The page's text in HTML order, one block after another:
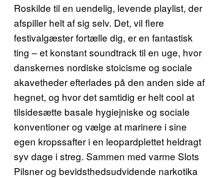
Roskilde til en uendelig, levende playlist, der
afspiller helt af sig selv. Det, vil flere
festivalgæster fortælle dig, er en fantastisk
ting – et konstant soundtrack til en uge, hvor
danskernes nordiske stoicisme og sociale
akavetheder efterlades på den anden side af
hegnet, og hvor det samtidig er helt cool at
tilsidesætte basale hygiejniske og sociale
konventioner og vælge at marinere i sine
egen kropssafter i en leopardplettet heldragt
syv dage i streg. Sammen med varme Slots
Pilsner og bevidsthedsudvidende narkotika